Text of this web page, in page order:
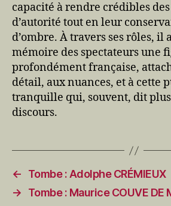
capacité à rendre crédibles
d’autorité tout en leur
d’ombre. À travers ses rôles, il
mémoire des spectateurs une
profondément française,
détail, aux nuances, et à cette
tranquille qui, souvent, dit
discours.
←
Tombe : Adolphe CRÉMIEUX
→
Tombe : Maurice COUVE DE